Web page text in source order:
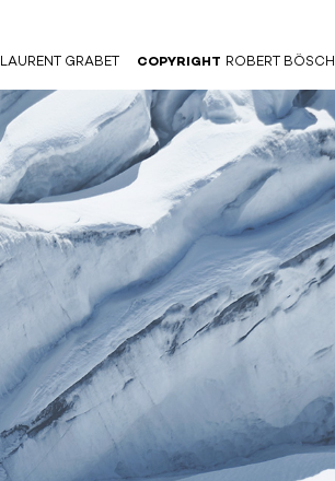
LAURENT GRABET COPYRIGHT ROBERT BÖSCH